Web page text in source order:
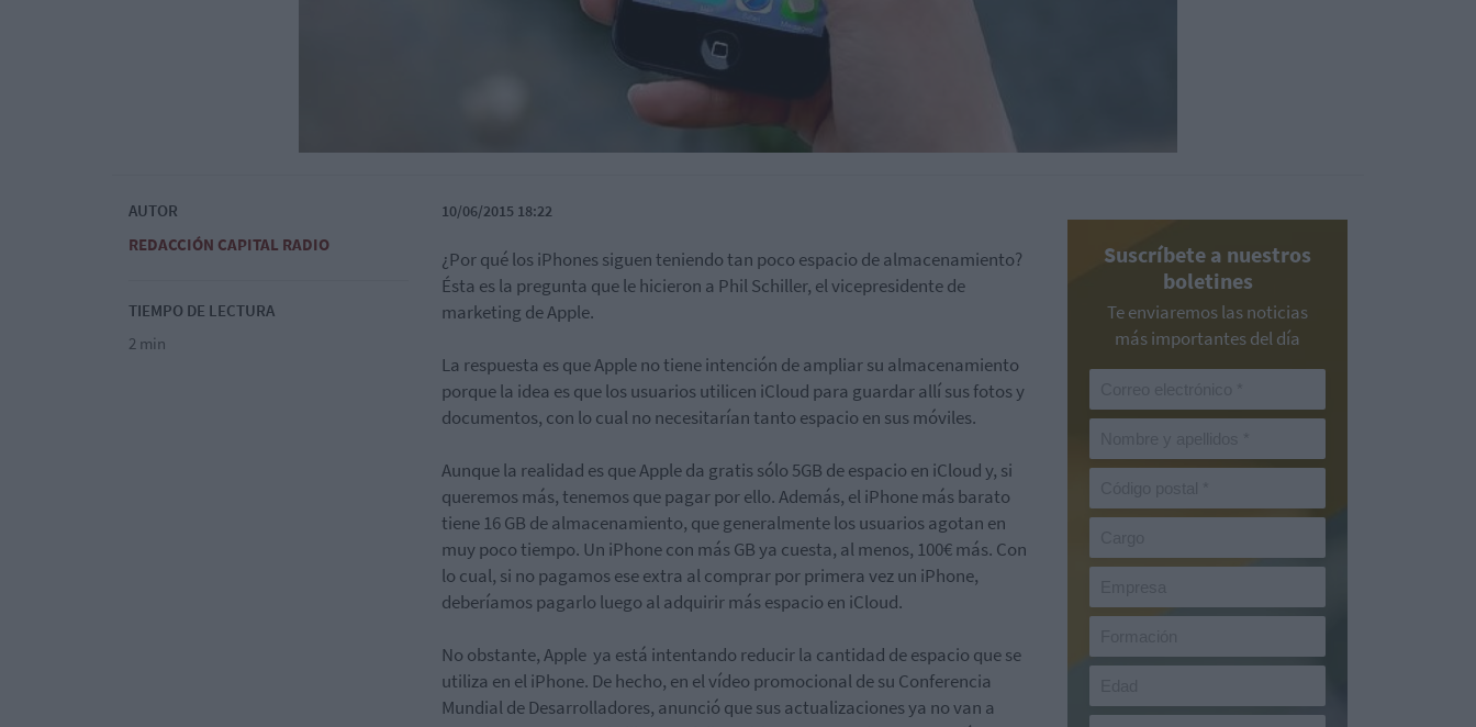
AUTOR
REDACCIÓN CAPITAL RADIO
TIEMPO DE LECTURA
2 min
10/06/2015 18:22
¿Por qué los iPhones siguen teniendo tan poco espacio de almacenamiento?
Ésta es la pregunta que le hicieron a Phil Schiller, el vicepresidente de
marketing de Apple.
La respuesta es que Apple no tiene intención de ampliar su almacenamiento
porque la idea es que los usuarios utilicen iCloud para guardar allí sus fotos y
documentos, con lo cual no necesitarían tanto espacio en sus móviles.
Aunque la realidad es que Apple da gratis sólo 5GB de espacio en iCloud y, si
queremos más, tenemos que pagar por ello. Además, el iPhone más barato
tiene 16 GB de almacenamiento, que generalmente los usuarios agotan en
muy poco tiempo. Un iPhone con más GB ya cuesta, al menos, 100€ más. Con
lo cual, si no pagamos ese extra al comprar por primera vez un iPhone,
deberíamos pagarlo luego al adquirir más espacio en iCloud.
No obstante, Apple ya está intentando reducir la cantidad de espacio que se
utiliza en el iPhone. De hecho, en el vídeo promocional de su Conferencia
Mundial de Desarrolladores, anunció que sus actualizaciones ya no van a
Suscríbete a nuestros
boletines
Te enviaremos las noticias
más importantes del día